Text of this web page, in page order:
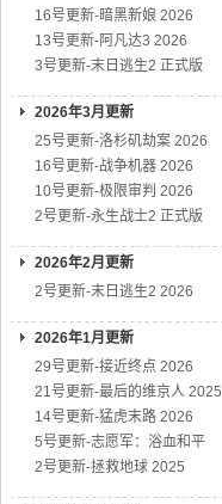
16号更新-暗黑新娘 2026
13号更新-阿凡达3 2026
3号更新-末日逃生2 正式版
2026年3月更新
25号更新-洛杉矶劫案 2026
16号更新-战争机器 2026
10号更新-极限审判 2026
2号更新-永生战士2 正式版
2026年2月更新
2号更新-末日逃生2 2026
2026年1月更新
29号更新-接近终点 2026
21号更新-最后的维京人 2025
14号更新-猛虎末路 2026
5号更新-志愿军：浴血和平
2号更新-拯救地球 2025